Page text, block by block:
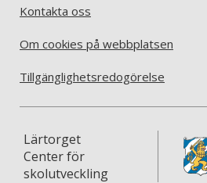
Kontakta oss
Om cookies på webbplatsen
Tillgänglighetsredogörelse
Lärtorget
Center för
skolutveckling